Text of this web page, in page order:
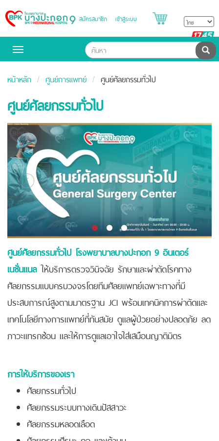
Bangpakok
Hospital
สมัครสมาชิก เข้าสู่ระบบ
Toggle
ค้น
หน้าหลัก ศูนย์การแพทย์ ศูนย์ศัลยกรรมทั่วไป
ศูนย์ศัลยกรรมทั่วไป
ศูนย์ศัลยกรรมทั่วไป โรงพยาบาลบางปะกอก 9 อินเตอร์
เนชั่นแนลให้บริการตรวจวินิจฉัย รักษาและผ่าตัดโรคทาง
ศัลยกรรมแบบครบวงจรโดยทีมศัลยแพทย์เฉพาะทางที่มี
ประสบการณ์สูงตามมาตรฐาน JCI พร้อมเทคนิคการผ่าตัดและ
เทคโนโลยีทางการแพทย์ที่ทันสมัย ดูแลผู้ป่วยอย่างปลอดภัย ลด
ภาวะแทรกซ้อน และให้การดูแลเอาใจใส่เสมือนญาติมิตร
การให้บริการของเรา
ศัลยกรรมทั่วไป
ศัลยกรรมระบบทางเดินปัสสาวะ
ศัลยกรรมหลอดเลือด